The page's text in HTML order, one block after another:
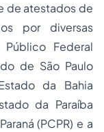
de atestados de
por diversas
Federal
de São Paulo
da Bahia
da Paraíba
(PCPR) e a